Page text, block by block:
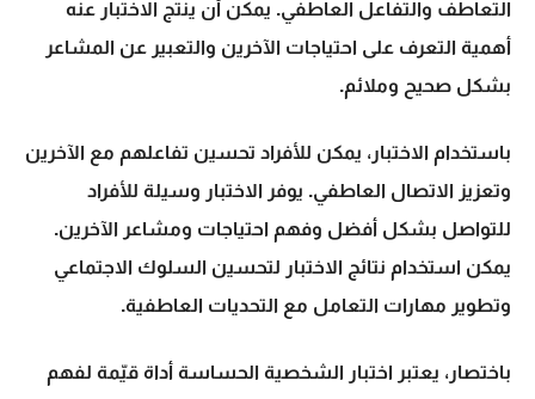
التعاطف والتفاعل العاطفي. يمكن أن ينتج الاختبار عنه
أهمية التعرف على احتياجات الآخرين والتعبير عن المشاعر
بشكل صحيح وملائم.
باستخدام الاختبار، يمكن للأفراد تحسين تفاعلهم مع الآخرين
وتعزيز الاتصال العاطفي. يوفر الاختبار وسيلة للأفراد
للتواصل بشكل أفضل وفهم احتياجات ومشاعر الآخرين.
يمكن استخدام نتائج الاختبار لتحسين السلوك الاجتماعي
وتطوير مهارات التعامل مع التحديات العاطفية.
باختصار، يعتبر اختبار الشخصية الحساسة أداة قيّمة لفهم